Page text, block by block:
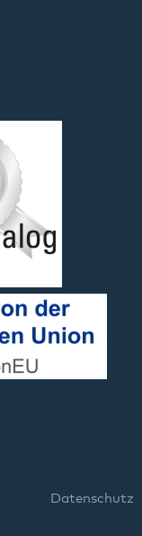
Datenschutz